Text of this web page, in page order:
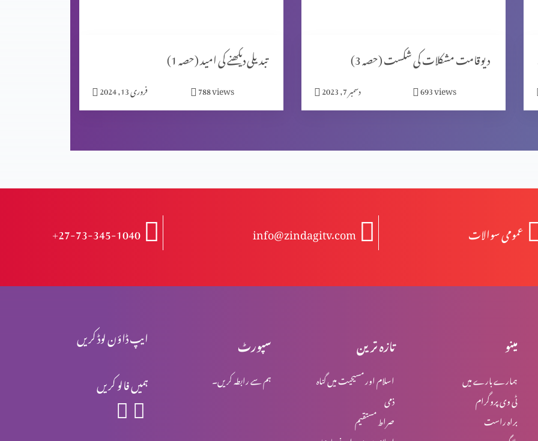
تبدیلی دیکھنے کی امید (حصہ 1)
فروری 13, 2024 788views
دیوقامت مشکلات کی شکست (حصہ 3)
دسمبر 7, 2023 693views
+27-73-345-1040 info@zindagitv.com عمومی سوالات
ایپ ڈاؤن لوڈ کریں
ہمیں فالو کریں
سپورٹ
ہم سے رابطہ کریں۔
تازہ ترین
اسلام اور مسیحیت میں گناہ
ذمی
صراط مستقیم
مینو
ہمارے بارے میں
ٹی وی پروگرام
براہ راست